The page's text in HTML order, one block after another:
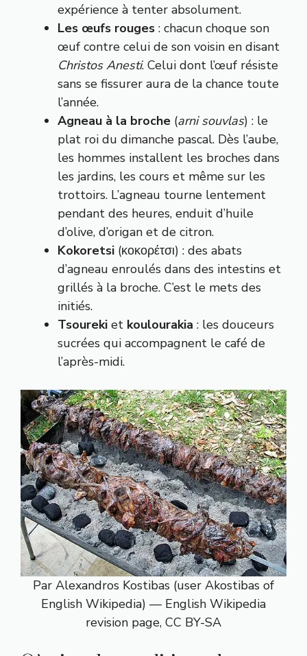
expérience à tenter absolument.
Les œufs rouges : chacun choque son
œuf contre celui de son voisin en disant
Christos Anesti. Celui dont l’œuf résiste
sans se fissurer aura de la chance toute
l’année.
Agneau à la broche (arni souvlas) : le
plat roi du dimanche pascal. Dès l’aube,
les hommes installent les broches dans
les jardins, les cours et même sur les
trottoirs. L’agneau tourne lentement
pendant des heures, enduit d’huile
d’olive, d’origan et de citron.
Kokoretsi (κοκορέτσι) : des abats
d’agneau enroulés dans des intestins et
grillés à la broche. C’est le mets des
initiés.
Tsoureki et koulourakia : les douceurs
sucrées qui accompagnent le café de
l’après-midi.
Par Alexandros Kostibas (user Akostibas of
English Wikipedia) — English Wikipedia
revision page, CC BY-SA